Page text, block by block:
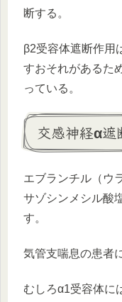
断する。
β2受容体遮断作用
すおそれがあるた
っている。
交感神経α遮
エブランチル（ウ
サゾシンメシル酸
す。
気管支喘息の患者
むしろα1受容体に